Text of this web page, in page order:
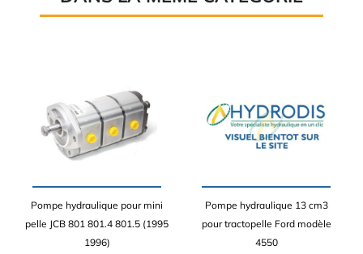
Pompe hydraulique pour mini
pelle JCB 801 801.4 801.5 (1995
1996)
Pompe hydraulique 13 cm3
pour tractopelle Ford modèle
4550